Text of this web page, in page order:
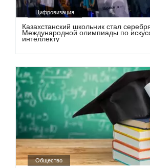
Цифровизация
Казахстанский школьник стал
Международной олимпиады по
интеллекту
Общество